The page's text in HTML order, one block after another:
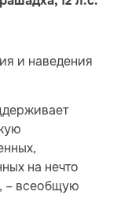
и наведения
на нечто
– всеобщую